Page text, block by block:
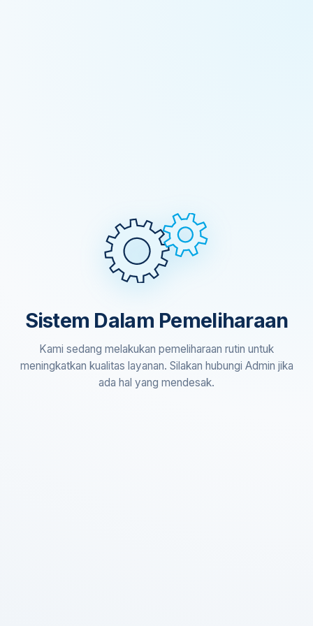
Sistem Dalam Pemeliharaan
Kami sedang melakukan pemeliharaan rutin untuk
meningkatkan kualitas layanan. Silakan hubungi Admin jika
ada hal yang mendesak.